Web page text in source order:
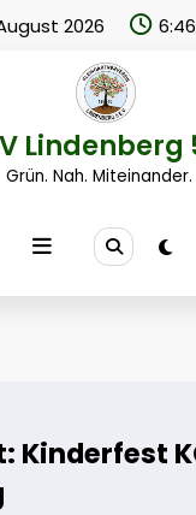
2026
Lindenberg
Grün. Nah. Miteinander.
Kinderfest